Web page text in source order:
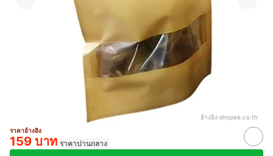
อ้างอิง:shopee.co.th
ราคาอ้างอิง
159 บาท ราคาปานกลาง